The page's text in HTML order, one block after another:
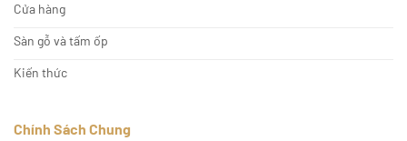
Cửa hàng
Sàn gỗ và tấm ốp
Kiến thức
Chính Sách Chung